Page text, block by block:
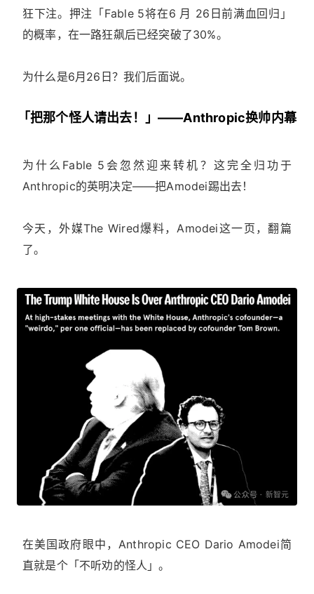
狂下注。押注「Fable 5将在6 月 26日前满血回归」
的概率，在一路狂飙后已经突破了30%。
为什么是6月26日？我们后面说。
「把那个怪人请出去！」——Anthropic换帅内幕
为什么Fable 5会忽然迎来转机？这完全归功于
Anthropic的英明决定——把Amodei踢出去！
今天，外媒The Wired爆料，Amodei这一页，翻篇
了。
在美国政府眼中，Anthropic CEO Dario Amodei简
直就是个「不听劝的怪人」。